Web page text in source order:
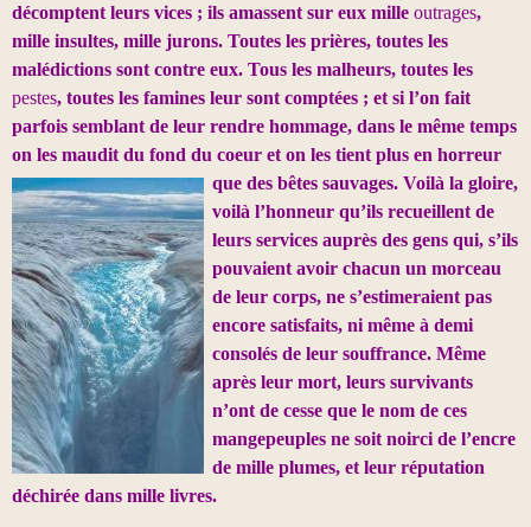
décomptent leurs vices ; ils amassent sur eux mille outrages,
mille insultes, mille jurons. Toutes les prières, toutes les
malédictions sont contre eux. Tous les malheurs, toutes les
pestes, toutes les famines leur sont comptées ; et si l’on fait
parfois semblant de leur rendre hommage, dans le même temps
on les maudit du fond du coeur et on les tient plus en horreur
que des bêtes sauvages. Voilà la gloire,
voilà l’honneur qu’ils recueillent de
leurs services auprès des gens qui, s’ils
pouvaient avoir chacun un morceau
de leur corps, ne s’estimeraient pas
encore satisfaits, ni même à demi
consolés de leur souffrance. Même
après leur mort, leurs survivants
n’ont de cesse que le nom de ces
mangepeuples ne soit noirci de l’encre
de mille plumes, et leur réputation
déchirée dans mille livres.